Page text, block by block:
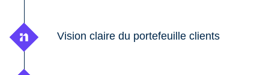
Vision claire du portefeuille clients